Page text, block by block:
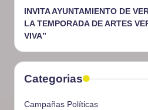
INVITA AYUNTAMIENTO DE
LA TEMPORADA DE ARTES
VIVA”
Categorias
Campañas Políticas